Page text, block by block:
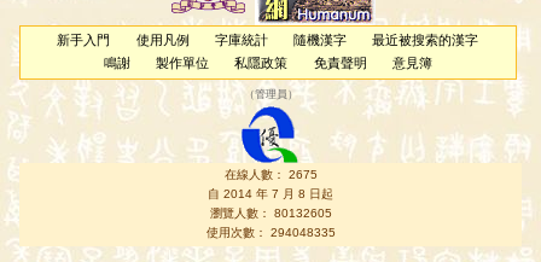
新手入門 使用凡例 字庫統計 隨機漢字
最近被搜索的漢字
鳴謝
製作單位 私隱政策 免責聲明 意見簿
（管理員 ）
在線人數： 2675
自 2014 年 7 月 8 日起
瀏覽人數： 80132605
使用次數： 294048335